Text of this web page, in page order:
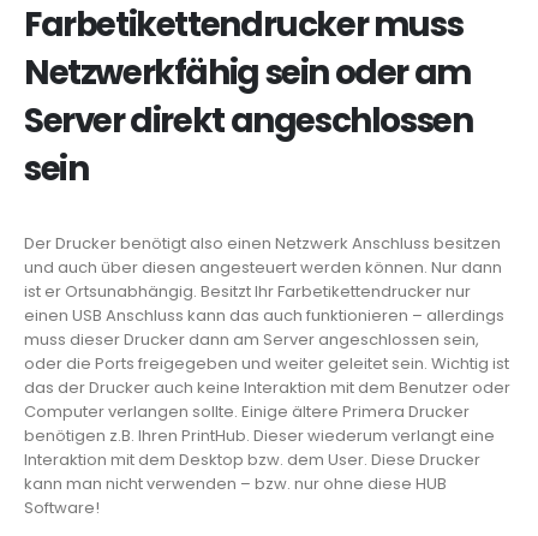
Farbetikettendrucker muss
Netzwerkfähig sein oder am
Server direkt angeschlossen
sein
Der Drucker benötigt also einen Netzwerk Anschluss besitzen
und auch über diesen angesteuert werden können. Nur dann
ist er Ortsunabhängig. Besitzt Ihr Farbetikettendrucker nur
einen USB Anschluss kann das auch funktionieren – allerdings
muss dieser Drucker dann am Server angeschlossen sein,
oder die Ports freigegeben und weiter geleitet sein. Wichtig ist
das der Drucker auch keine Interaktion mit dem Benutzer oder
Computer verlangen sollte. Einige ältere Primera Drucker
benötigen z.B. Ihren PrintHub. Dieser wiederum verlangt eine
Interaktion mit dem Desktop bzw. dem User. Diese Drucker
kann man nicht verwenden – bzw. nur ohne diese HUB
Software!